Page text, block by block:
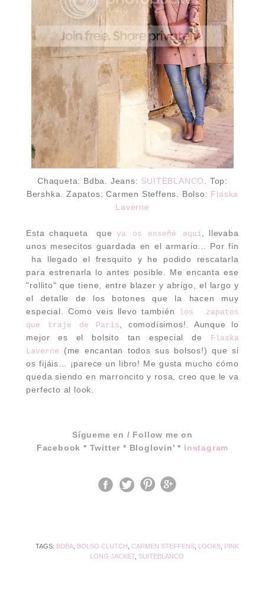
Chaqueta: Bdba. Jeans: SUITEBLANCO
. Top:
Bershka. Zapatos: Carmen Steffens. Bolso: Flaska
Laverne
Esta chaqueta que ya os enseñé aquí , llevaba
unos mesecitos guardada en el armario... Por fin
ha llegado el fresquito y he podido rescatarla
para estrenarla lo antes posible. Me encanta ese
"rollito" que tiene, entre blazer y abrigo, el largo y
el detalle de los botones que la hacen muy
especial. Como veis llevo también
los zapatos
que traje de París
, comodísimos!. Aunque lo
mejor es el bolsito tan especial de
Flaska
Laverne
(me encantan todos sus bolsos!) que si
os fijáis... ¡parece un libro! Me gusta mucho cómo
queda siendo en marroncito y rosa, creo que le va
perfecto al look.
Sígueme en / Follow me on
Facebook * Twitter * Bloglovin'* Instagram
TAGS: BDBA, BOLSO CLUTCH CARMEN STEFFENS, LOOKS, PINK
LONG JACKET, SUITEBLANCO